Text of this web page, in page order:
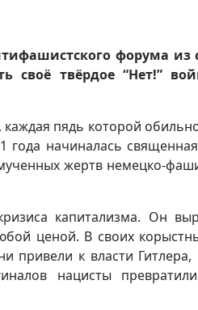
форума
своё твёрдое “Нет!”
каждая пядь которой
начиналась
жертв немецко-
капитализма. Он
ценой. В своих
привели к власти
нацисты